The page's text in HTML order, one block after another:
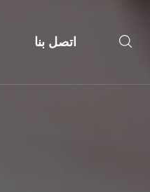
اتصل بنا